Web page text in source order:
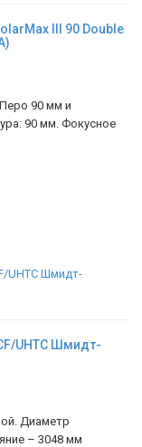
III 90 Double
90 мм и
90 мм. Фокусное
UHTC Шмидт-
Диаметр
– 3048 мм